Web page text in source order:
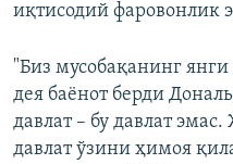
иқтисодий фаровонлик
"Биз мусобақанинг
дея баёнот берди
давлат – бу давлат
давлат ўзини ҳимоя